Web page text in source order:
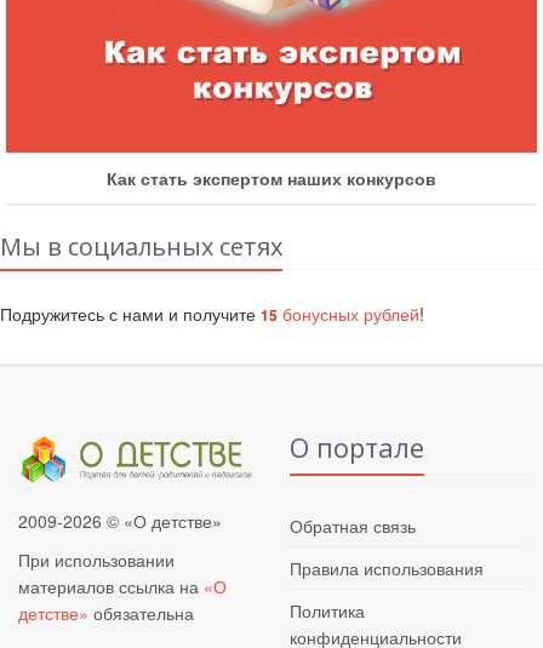
Как стать экспертом наших конкурсов
Мы в социальных сетях
Подружитесь с нами и получите 15 бонусных рублей!
2009-2026 © «О детстве»
При использовании
материалов ссылка на «О
детстве» обязательна
О портале
Обратная связь
Правила использования
Политика
конфиденциальности